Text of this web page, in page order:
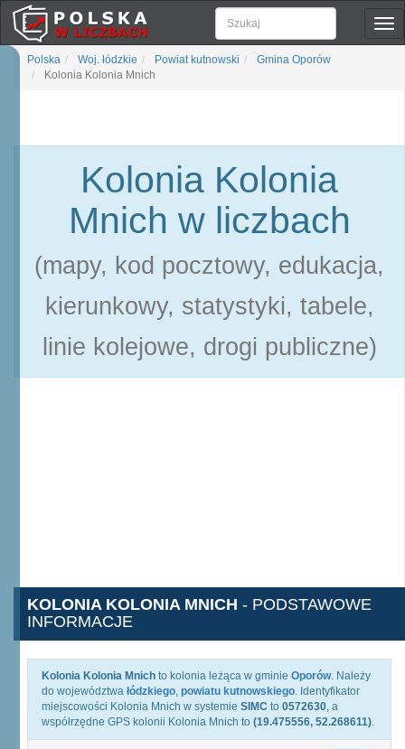
Polska Woj. łódzkie Powiat kutnowski
Gmina Oporów
Kolonia Kolonia Mnich
Kolonia Kolonia
Mnich w liczbach
(mapy, kod pocztowy, edukacja,
kierunkowy, statystyki, tabele,
linie kolejowe, drogi publiczne)
KOLONIA KOLONIA MNICH - PODSTAWOWE
INFORMACJE
Kolonia Kolonia Mnich to kolonia leżąca w gminie Oporów. Należy
do województwa łódzkiego, powiatu kutnowskiego. Identyfikator
miejscowości Kolonia Mnich w systemie SIMC to 0572630, a
współrzędne GPS kolonii Kolonia Mnich to (19.475556, 52.268611).